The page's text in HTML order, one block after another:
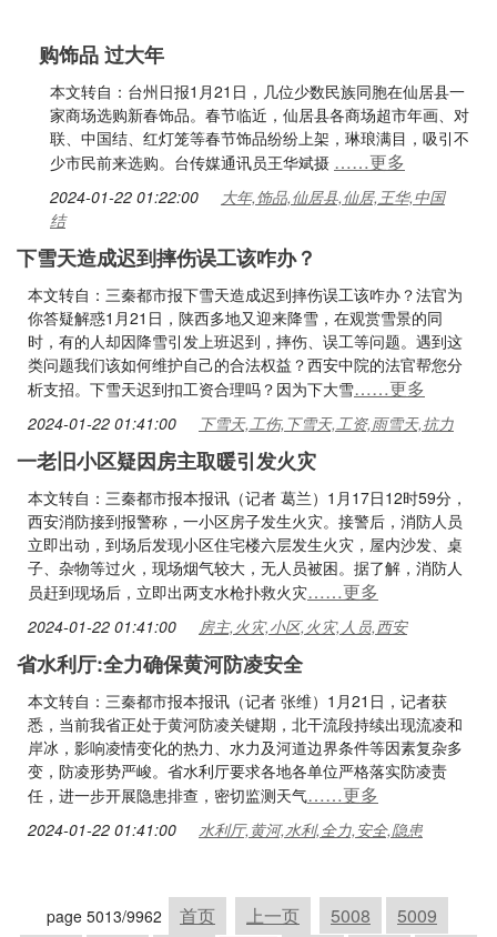
购饰品 过大年
本文转自：台州日报1月21日，几位少数民族同胞在仙居县一
家商场选购新春饰品。春节临近，仙居县各商场超市年画、对
联、中国结、红灯笼等春节饰品纷纷上架，琳琅满目，吸引不
少市民前来选购。台传媒通讯员王华斌摄 ……更多
2024-01-22 01:22:00
大年,饰品,仙居县,仙居,王华,中国
结
下雪天造成迟到摔伤误工该咋办？
本文转自：三秦都市报下雪天造成迟到摔伤误工该咋办？法官为
你答疑解惑1月21日，陕西多地又迎来降雪，在观赏雪景的同
时，有的人却因降雪引发上班迟到，摔伤、误工等问题。遇到这
类问题我们该如何维护自己的合法权益？西安中院的法官帮您分
析支招。下雪天迟到扣工资合理吗？因为下大雪……更多
2024-01-22 01:41:00 下雪天,工伤,下雪天,工资,雨雪天,抗力
一老旧小区疑因房主取暖引发火灾
本文转自：三秦都市报本报讯（记者 葛兰）1月17日12时59分，
西安消防接到报警称，一小区房子发生火灾。接警后，消防人员
立即出动，到场后发现小区住宅楼六层发生火灾，屋内沙发、桌
子、杂物等过火，现场烟气较大，无人员被困。据了解，消防人
员赶到现场后，立即出两支水枪扑救火灾……更多
2024-01-22 01:41:00 房主,火灾,小区,火灾,人员,西安
省水利厅:全力确保黄河防凌安全
本文转自：三秦都市报本报讯（记者 张维）1月21日，记者获
悉，当前我省正处于黄河防凌关键期，北干流段持续出现流凌和
岸冰，影响凌情变化的热力、水力及河道边界条件等因素复杂多
变，防凌形势严峻。省水利厅要求各地各单位严格落实防凌责
任，进一步开展隐患排查，密切监测天气……更多
2024-01-22 01:41:00 水利厅,黄河,水利,全力,安全,隐患
page 5013/9962 首页 上一页 5008
5009